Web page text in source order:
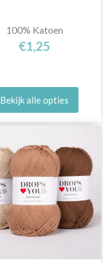
100% Katoen
€1,25
Bekijk alle opties